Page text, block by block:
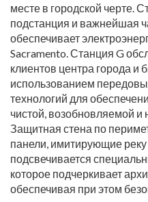
месте в городской черте.
подстанция и важнейшая
обеспечивает
Sacramento. Станция G
клиентов центра города и
использованием
технологий для
чистой, возобновляемой и
Защитная стена по
панели, имитирующие реку
подсвечивается
которое подчеркивает
обеспечивая при этом